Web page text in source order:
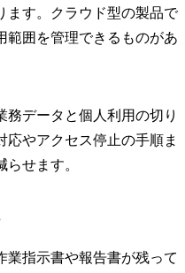
ます。クラウド型の製品で
範囲を管理できるものがあ
データと個人利用の切り
やアクセス停止の手順ま
せます。
業指示書や報告書が残って